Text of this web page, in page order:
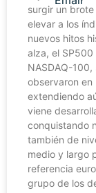
surgir un
elevar a los
nuevos hitos
alza, el SP500
NASDAQ-
observaron en
extendiendo
viene
conquistando
también de
medio y largo
referencia
grupo de los